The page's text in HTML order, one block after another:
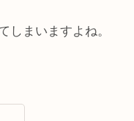
しまいますよね。